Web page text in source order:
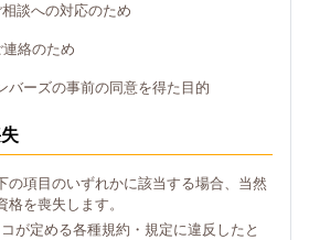
相談への対応のため
連絡のため
バーズの事前の同意を得た目的
の項目のいずれかに該当する場合、当然
を喪失します。
コが定める各種規約・規定に違反したと